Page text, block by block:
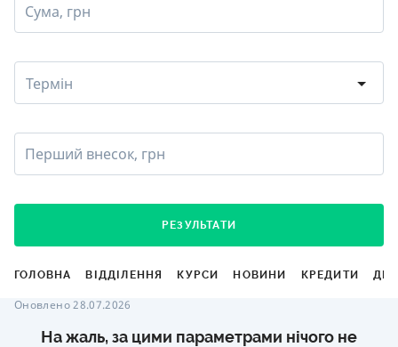
Сума, грн
Термін
Перший внесок, грн
РЕЗУЛЬТАТИ
ГОЛОВНА ВІДДІЛЕННЯ КУРСИ НОВИНИ КРЕДИТИ
Оновлено 28.07.2026
На жаль, за цими параметрами нічого не